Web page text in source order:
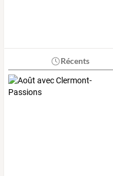
Récents